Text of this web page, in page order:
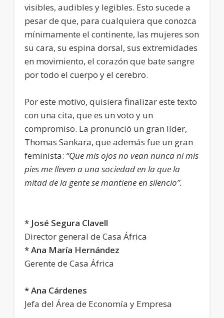
visibles, audibles y legibles. Esto sucede a
pesar de que, para cualquiera que conozca
mínimamente el continente, las mujeres son
su cara, su espina dorsal, sus extremidades
en movimiento, el corazón que bate sangre
por todo el cuerpo y el cerebro.
Por este motivo, quisiera finalizar este texto
con una cita, que es un voto y un
compromiso. La pronunció un gran líder,
Thomas Sankara, que además fue un gran
feminista: “Que mis ojos no vean nunca ni mis
pies me lleven a una sociedad en la que la
mitad de la gente se mantiene en silencio”.
* José Segura Clavell
Director general de Casa África
* Ana María Hernández
Gerente de Casa África
* Ana Cárdenes
Jefa del Área de Economía y Empresa